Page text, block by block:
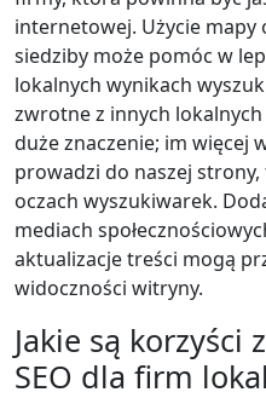
internetowej. Użycie mapy
siedziby może pomóc w
lokalnych wynikach
zwrotne z innych
duże znaczenie; im więcej
prowadzi do naszej
oczach wyszukiwarek.
mediach
aktualizacje treści mogą
widoczności witryny.
Jakie są korzyści
SEO dla firm